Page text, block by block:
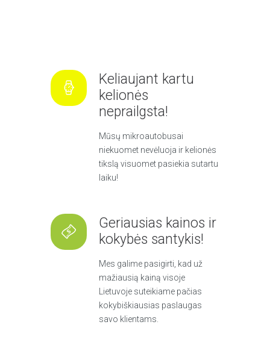
Keliaujant kartu
kelionės
neprailgsta!
Mūsų mikroautobusai
niekuomet nevėluoja ir kelionės
tikslą visuomet pasiekia sutartu
laiku!
Geriausias kainos ir
kokybės santykis!
Mes galime pasigirti, kad už
mažiausią kainą visoje
Lietuvoje suteikiame pačias
kokybiškiausias paslaugas
savo klientams.